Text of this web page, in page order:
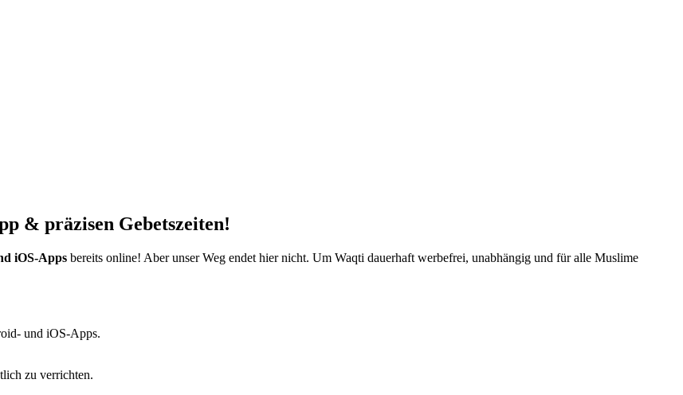
& präzisen Gebetszeiten!
iOS-Apps bereits online! Aber unser Weg endet hier nicht. Um Waqti dauerhaft werbefrei, unabhängig und für alle Muslime
und iOS-Apps.
zu verrichten.